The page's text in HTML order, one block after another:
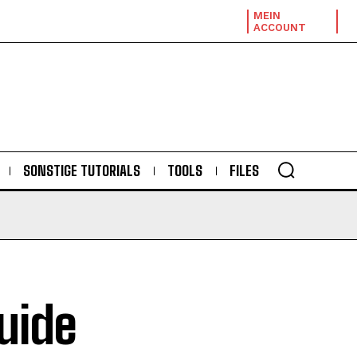
MEIN
ACCOUNT
SONSTIGE TUTORIALS TOOLS FILES